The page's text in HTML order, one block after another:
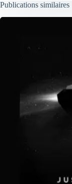
Publications similaires